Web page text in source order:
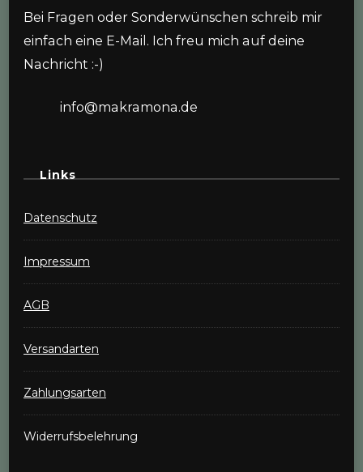
Bei Fragen oder Sonderwünschen schreib mir
einfach eine E-Mail. Ich freu mich auf deine
Nachricht :-)
info@makramona.de
Links
Datenschutz
Impressum
AGB
Versandarten
Zahlungsarten
Widerrufsbelehrung